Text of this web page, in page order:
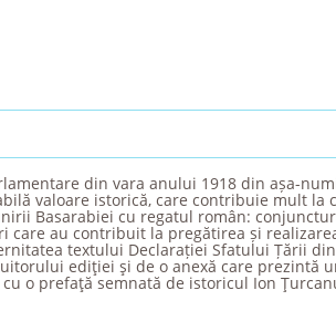
din vara anului 1918 din așa-
valoare istorică, care contribuie mult la
Basarabiei cu regatul român:
au contribuit la pregătirea și
textului Declarației Sfatului Țării
ediţiei şi de o anexă care prezintă
o prefaţă semnată de istoricul Ion